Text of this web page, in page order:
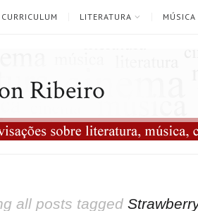
CURRICULUM LITERATURA MÚSICA
Ribeiro
all posts tagged